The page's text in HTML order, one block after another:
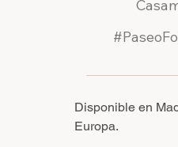
Disponible en
Europa.